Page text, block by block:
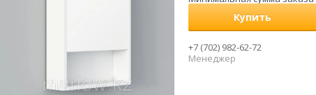
Купить
+7 (702) 982-62-72
Менеджер